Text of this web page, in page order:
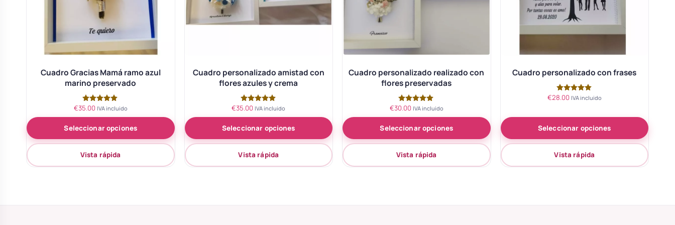
Cuadro Gracias Mamá ramo azul
marino preservado
Valorado
de 5
€35.00 IVA incluido
Seleccionar opciones
Vista rápida
Cuadro personalizado amistad con
flores azules y crema
Valorado
de 5
€35.00 IVA incluido
Seleccionar opciones
Vista rápida
Cuadro personalizado realizado con
flores preservadas
Valorado
de 5
€30.00 IVA incluido
Seleccionar opciones
Vista rápida
Cuadro personalizado con frases
Valorado
de 5
€28.00 IVA incluido
Seleccionar opciones
Vista rápida